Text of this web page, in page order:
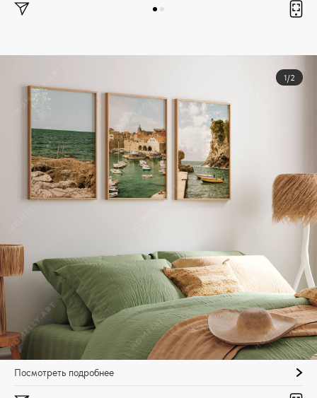
1/2
Посмотреть подробнее